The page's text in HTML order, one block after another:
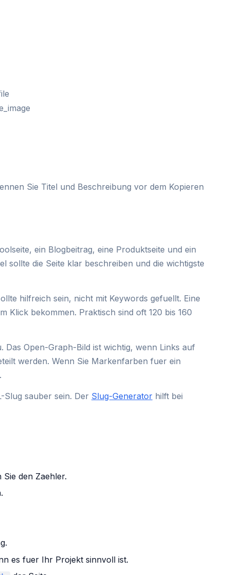
Sie Titel und Beschreibung vor dem Kopieren
ein Blogbeitrag, eine Produktseite und ein
sollte die Seite klar beschreiben und die wichtigste
hilfreich sein, nicht mit Keywords gefuellt. Eine
Klick bekommen. Praktisch sind oft 120 bis 160
Das Open-Graph-Bild ist wichtig, wenn Links auf
werden. Wenn Sie Markenfarben fuer ein
.
Slug sauber sein. Der Slug-Generator hilft bei
den Zaehler.
es fuer Ihr Projekt sinnvoll ist.